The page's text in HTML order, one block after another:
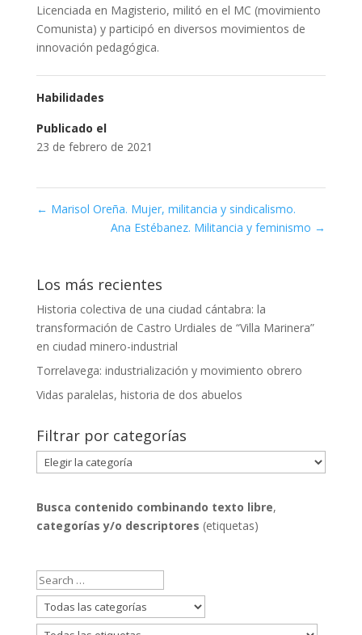
Licenciada en Magisterio, militó en el MC (movimiento
Comunista) y participó en diversos movimientos de
innovación pedagógica.
Habilidades
Publicado el
23 de febrero de 2021
← Marisol Oreña. Mujer, militancia y sindicalismo.
Ana Estébanez. Militancia y feminismo →
Los más recientes
Historia colectiva de una ciudad cántabra: la
transformación de Castro Urdiales de “Villa Marinera”
en ciudad minero-industrial
Torrelavega: industrialización y movimiento obrero
Vidas paralelas, historia de dos abuelos
Filtrar por categorías
Filtrar
por
Busca contenido combinando texto libre,
categorías y/o descriptores (etiquetas)